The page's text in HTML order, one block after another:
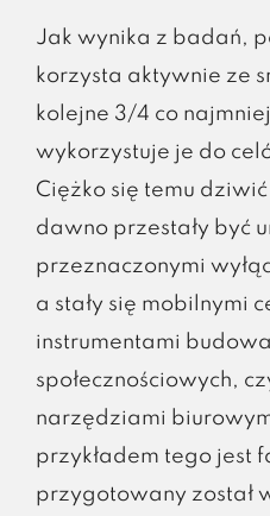
Jak wynika z badań,
korzysta aktywnie ze
kolejne 3/4 co
wykorzystuje je do
Ciężko się temu
dawno przestały być
przeznaczonymi
a stały się mobilnymi
instrumentami
społecznościowych,
narzędziami
przykładem tego jest
przygotowany został